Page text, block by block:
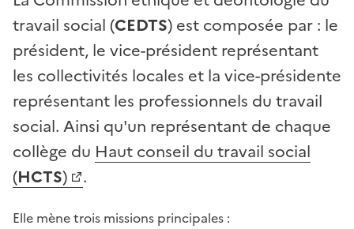
travail social (CEDTS) est composée par : le
président, le vice-président représentant
les collectivités locales et la vice-présidente
représentant les professionnels du travail
social. Ainsi qu'un représentant de chaque
collège du Haut conseil du travail social
(HCTS) .
Elle mène trois missions principales :